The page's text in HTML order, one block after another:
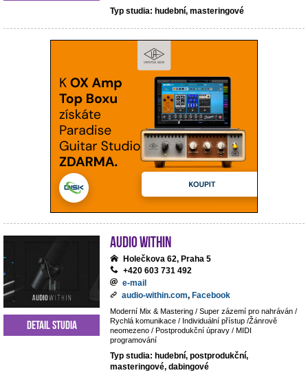
Typ studia: hudební, masteringové
Audio Within
Holečkova 62, Praha 5
+420 603 731 492
e-mail
audio-within.com, Facebook
Moderní Mix & Mastering / Super zázemí pro nahráván /
Rychlá komunikace / Individuální přístup /Žánrově
neomezeno / Postprodukční úpravy / MIDI
programování
Typ studia: hudební, postprodukční,
masteringové, dabingové
Detail studia